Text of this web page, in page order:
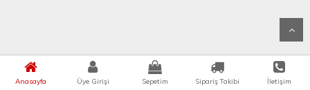
Anasayfa Üye Girişi Sepetim Sipariş Takibi İletişim